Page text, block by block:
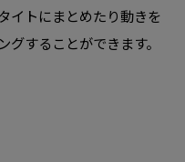
イトにまとめたり動きを
することができます。